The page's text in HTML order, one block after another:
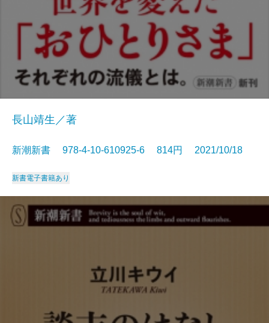
長山靖生／著
新潮新書 978-4-10-610925-6 814円 2021/10/18
新書電子書籍あり